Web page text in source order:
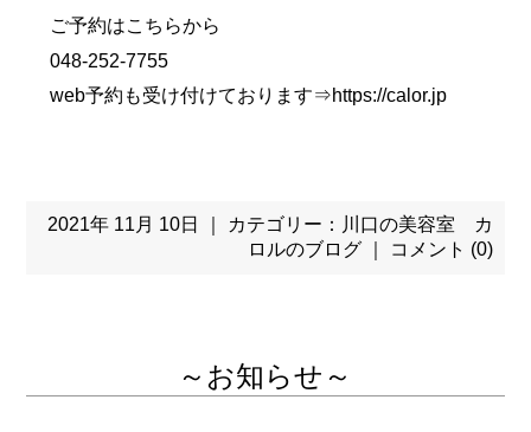
ご予約はこちらから
048-252-7755
web予約も受け付けております⇒https://calor.jp
2021年 11月 10日 ｜ カテゴリー： 川口の美容室 カ
ロルのブログ｜ コメント (0)
～お知らせ～